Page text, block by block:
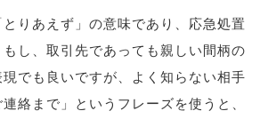
とりあえず」の意味であり、応急処置
し、取引先であっても親しい間柄の
でも良いですが、よく知らない相手
絡まで」というフレーズを使うと、